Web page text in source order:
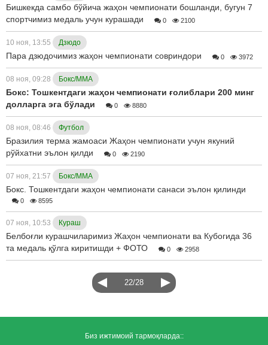
Бишкекда самбо бўйича жаҳон чемпионати бошланди, бугун 7
спортчимиз медаль учун курашади
0 2100
10 ноя, 13:55 Дзюдо
Пара дзюдочимиз жаҳон чемпионати совриндори 0 3972
08 ноя, 09:28 Бокс/ММА
Бокс: Тошкентдаги жаҳон чемпионати ғолиблари 200 минг
долларга эга бўлади
0 8880
08 ноя, 08:46 Футбол
Бразилия терма жамоаси Жаҳон чемпионати учун якуний
рўйхатни эълон қилди
0 2190
07 ноя, 21:57 Бокс/ММА
Бокс. Тошкентдаги жаҳон чемпионати санаси эълон қилинди
0 8595
07 ноя, 10:53 Кураш
Белбоғли курашчиларимиз Жаҳон чемпионати ва Кубогида 36
та медаль қўлга киритишди + ФОТО
0 2958
22/28
Биз ижтимоий тармоқларда::